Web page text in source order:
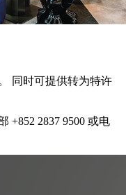
同时可提供转为特许
+852 2837 9500 或电